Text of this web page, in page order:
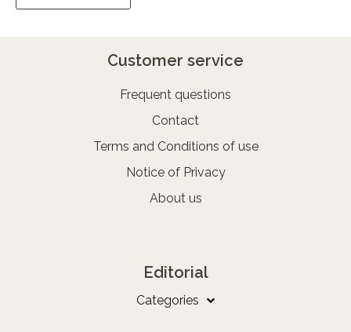
Customer service
Frequent questions
Contact
Terms and Conditions of use
Notice of Privacy
About us
Editorial
Categories